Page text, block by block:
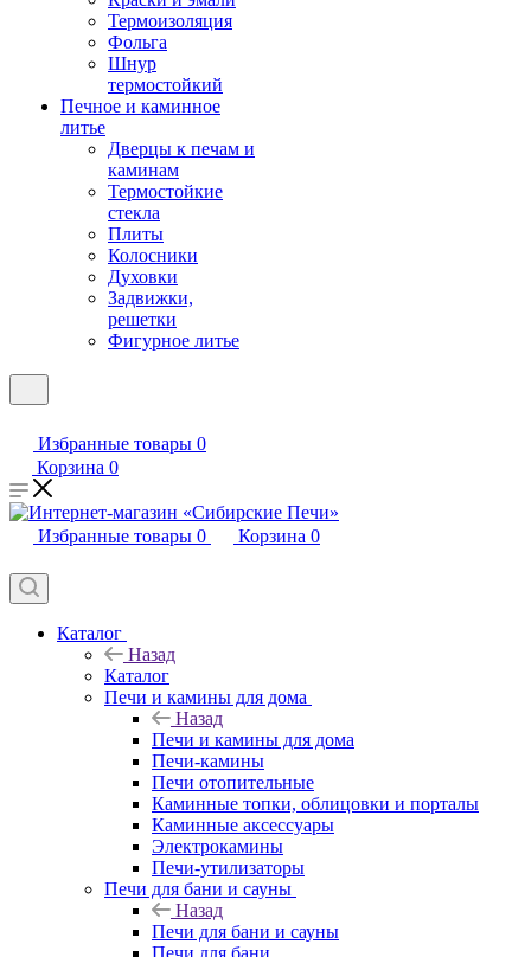
Термоизоляция
Фольга
Шнур
термостойкий
Печное и каминное
литье
Дверцы к печам и
каминам
Термостойкие
стекла
Плиты
Колосники
Духовки
Задвижки,
решетки
Фигурное литье
Избранные товары 0
Корзина 0
Избранные товары 0 Корзина 0
Каталог
Назад
Каталог
Печи и камины для дома
Назад
Печи и камины для дома
Печи-камины
Печи отопительные
Каминные топки, облицовки и порталы
Каминные аксессуары
Электрокамины
Печи-утилизаторы
Печи для бани и сауны
Назад
Печи для бани и сауны
Печи для бани